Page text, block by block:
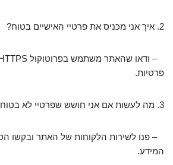
2. איך אני מכניס את פרטיי האישיים בטוח?
פרטיות.
3. מה לעשות אם אני חושש שפרטיי לא בטוחים?
– פנו לשירות הלקוחות של האתר ובקשו
המידע.